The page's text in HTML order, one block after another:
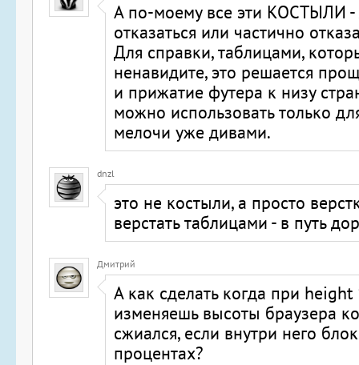
А по-моему все эти КОСТЫЛИ
отказаться или частично
Для справки, таблицами,
ненавидите, это решается
и прижатие футера к низу
можно использовать только
мелочи уже дивами.
dnzl
это не костыли, а просто
верстать таблицами - в путь
Дмитрий
А как сделать когда при height
изменяешь высоты браузера
сжиался, если внутри него
процентах?